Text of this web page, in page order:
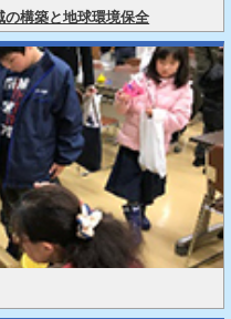
構築と地球環境保全